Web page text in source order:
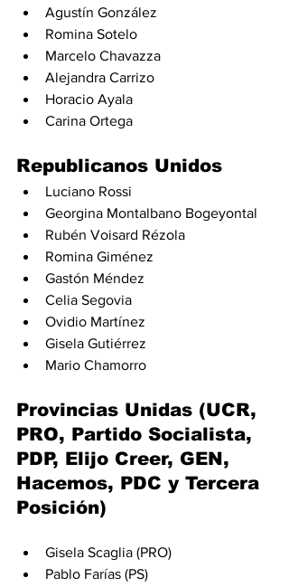
Agustín González
Romina Sotelo
Marcelo Chavazza
Alejandra Carrizo
Horacio Ayala
Carina Ortega
Republicanos Unidos
Luciano Rossi
Georgina Montalbano Bogeyontal
Rubén Voisard Rézola
Romina Giménez
Gastón Méndez
Celia Segovia
Ovidio Martínez
Gisela Gutiérrez
Mario Chamorro
Provincias Unidas (UCR,
PRO, Partido Socialista,
PDP, Elijo Creer, GEN,
Hacemos, PDC y Tercera
Posición)
Gisela Scaglia (PRO)
Pablo Farías (PS)